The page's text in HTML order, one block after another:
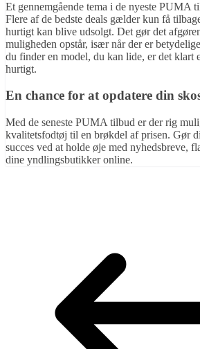
Et gennemgående tema i de nyeste PUMA
Flere af de bedste deals gælder kun få
hurtigt kan blive udsolgt. Det gør det
muligheden opstår, især når der er
du finder en model, du kan lide, er det klart
hurtigt.
En chance for at opdatere din
Med de seneste PUMA tilbud er der rig
kvalitetsfodtøj til en brøkdel af prisen. Gør
succes ved at holde øje med nyhedsbreve,
dine yndlingsbutikker online.